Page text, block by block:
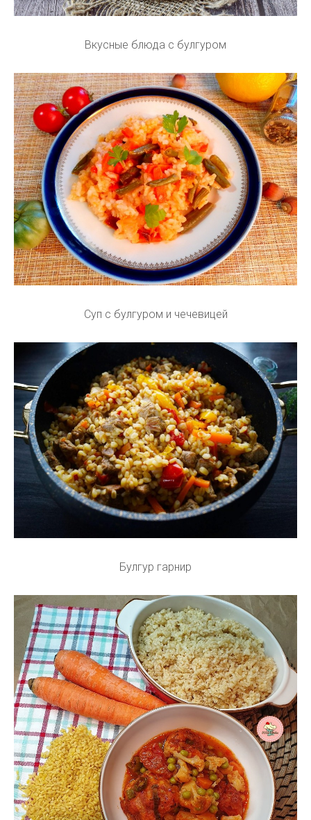
Вкусные блюда с булгуром
Суп с булгуром и чечевицей
Булгур гарнир